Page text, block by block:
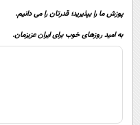
پوزش ما را بپذیرید؛ قدرتان را می دانیم.
به امید روزهای خوب برای ایران عزیزمان.